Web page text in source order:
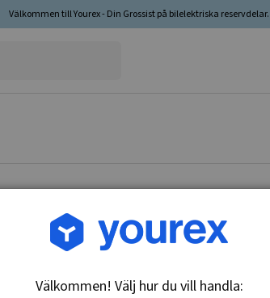
Välkommen till Yourex - Din Grossist på bilelektriska reservdelar.
Artikelnr: 91-222-4890
Välkommen! Välj hur du vill handla: